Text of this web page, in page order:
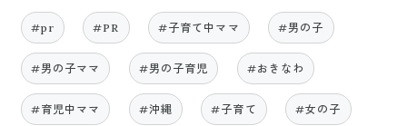
#pr #PR #子育て中ママ #男の子
#男の子ママ #男の子育児 #おきなわ
#育児中ママ #沖縄 #子育て #女の子